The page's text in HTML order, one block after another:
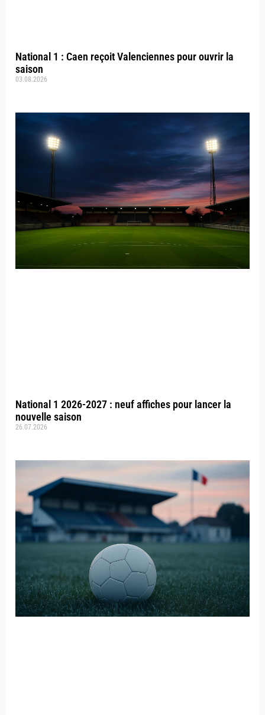
National 1 : Caen reçoit Valenciennes pour ouvrir la
saison
03.08.2026
National 1 2026-2027 : neuf affiches pour lancer la
nouvelle saison
26.07.2026